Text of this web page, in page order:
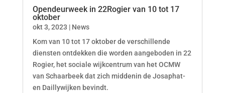
Opendeurweek in 22Rogier van 10 tot 17
oktober
okt 3, 2023 | News
Kom van 10 tot 17 oktober de verschillende
diensten ontdekken die worden aangeboden in 22
Rogier, het sociale wijkcentrum van het OCMW
van Schaarbeek dat zich middenin de Josaphat-
en Daillywijken bevindt.